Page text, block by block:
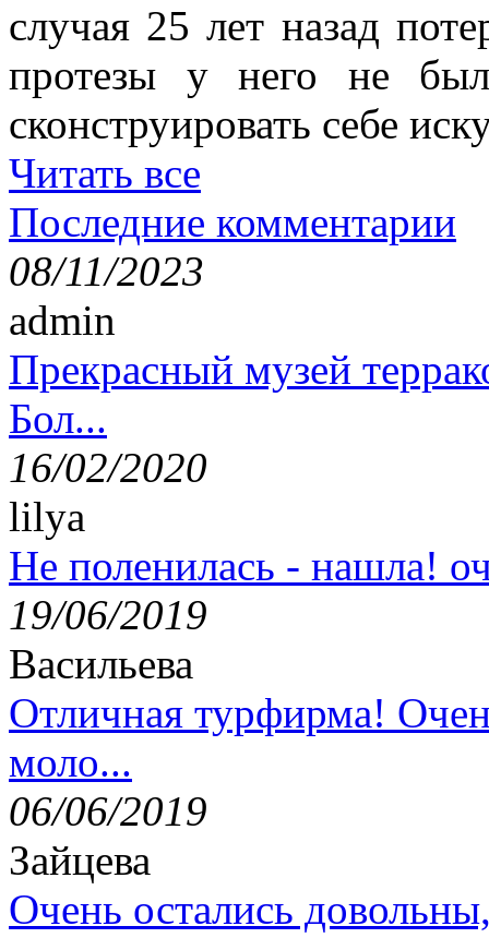
случая 25 лет назад
протезы у него не
сконструировать себе
Читать все
Последние комментарии
08/11/2023
admin
Прекрасный музей
Бол...
16/02/2020
lilya
Не поленилась - нашла!
19/06/2019
Васильева
Отличная турфирма!
моло...
06/06/2019
Зайцева
Очень остались